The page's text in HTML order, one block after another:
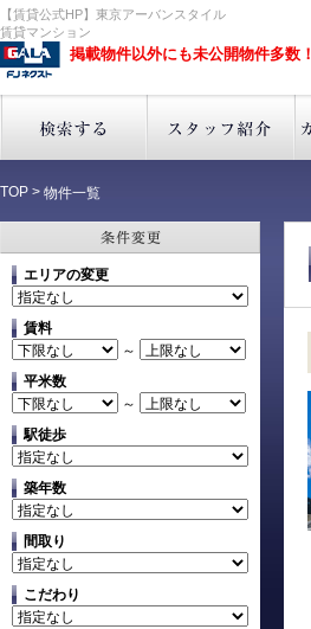
【賃貸公式HP】東京アーバンスタイル
賃貸マンション
掲載物件以外にも未公開物件多数！
TOP > 物件一覧
エリアの変更
賃料
～
平米数
～
駅徒歩
築年数
間取り
こだわり